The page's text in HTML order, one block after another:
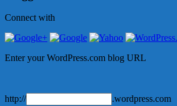
Connect with
Enter your WordPress.com blog URL
http:// .wordpress.com